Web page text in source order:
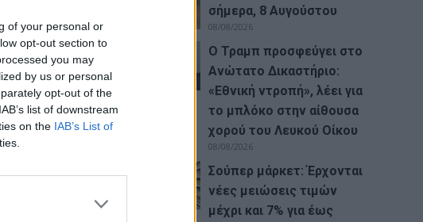
of your personal or
opt-out section to
you may
by us or personal
opt-out of the
list of downstream
on the IAB’s List of
ή πτώχευση
για τα
σήμερα, 8 Αυγούστου
08/08/2026
Ο Τραμπ προσφεύγει στο
Ανώτατο Δικαστήριο:
«Εθνική ντροπή», λέει για
το μπλόκο στην αίθουσα
χορού του Λευκού Οίκου
08/08/2026
Σούπερ μάρκετ: Έρχονται
νέες μειώσεις τιμών
μέχρι και 7% για έως